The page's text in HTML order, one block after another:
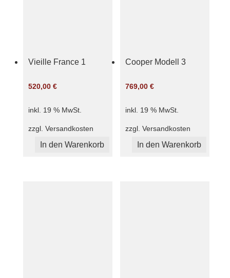
Vieille France 1
520,00 €
inkl. 19 % MwSt.
zzgl. Versandkosten
In den Warenkorb
Cooper Modell 3
769,00 €
inkl. 19 % MwSt.
zzgl. Versandkosten
In den Warenkorb